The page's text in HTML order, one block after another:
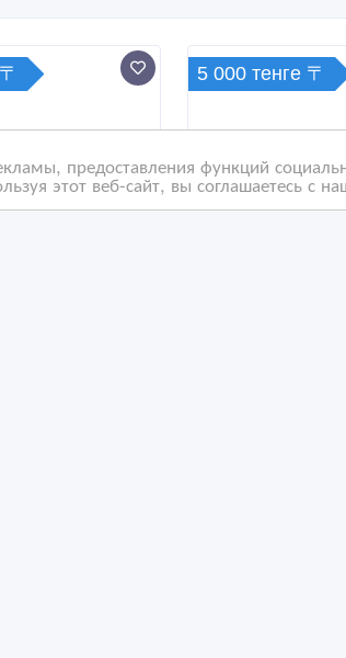
предоставления функций
этот веб-сайт, вы соглашаетесь
5 000 тенге 〒